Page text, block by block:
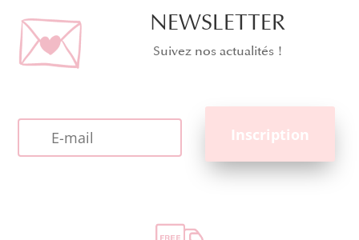
NEWSLETTER
Suivez nos actualités !